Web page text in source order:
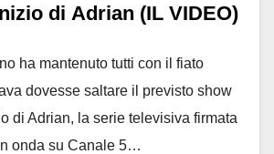
di Adrian (IL VIDEO)
ha mantenuto tutti con il fiato
dovesse saltare il previsto show
di Adrian, la serie televisiva firmata
onda su Canale 5…